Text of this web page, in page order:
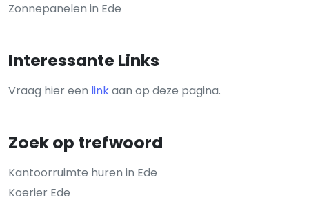
Zonnepanelen in Ede
Interessante Links
Vraag hier een linkaan op deze pagina.
Zoek op trefwoord
Kantoorruimte huren in Ede
Koerier Ede